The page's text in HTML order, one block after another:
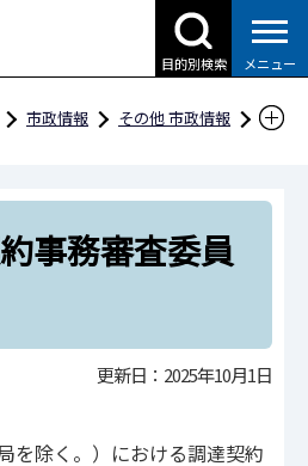
目的別検索 メニュー
市政情報
その他 市政情報
達契約事務審査委員会要綱
事務審査委員
更新日：2025年10月1日
を除く。）における調達契約